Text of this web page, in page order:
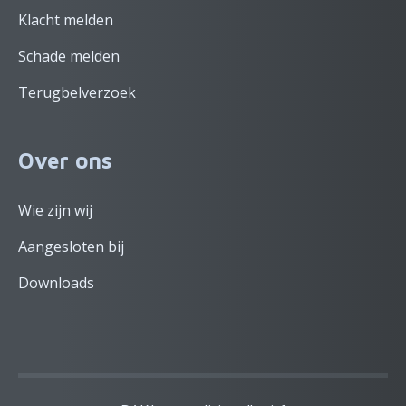
Klacht melden
Schade melden
Terugbelverzoek
Over ons
Wie zijn wij
Aangesloten bij
Downloads